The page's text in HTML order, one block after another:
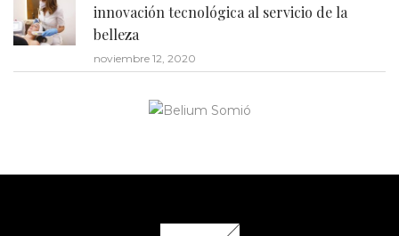
innovación tecnológica al servicio de la
belleza
noviembre 12, 2020